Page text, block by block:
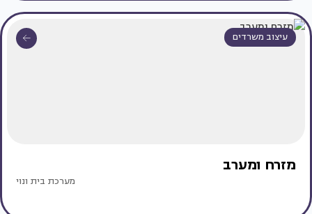
עיצוב משרדים
מזרח ומערב
מערכת בית ונוי